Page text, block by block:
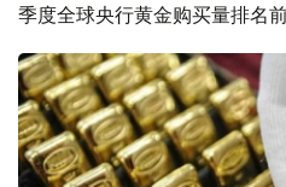
季度全球央行黄金购买量排名